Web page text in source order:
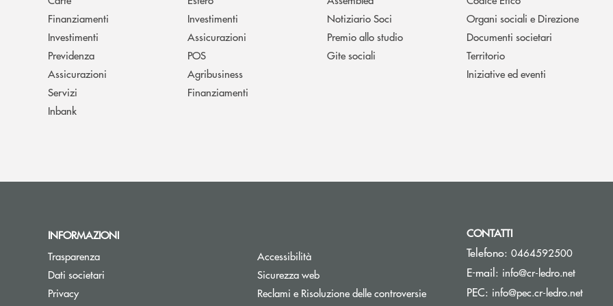
Finanziamenti
Investimenti
Previdenza
Assicurazioni
Servizi
Inbank
Investimenti
Assicurazioni
POS
Agribusiness
Finanziamenti
Notiziario Soci
Premio allo studio
Gite sociali
Organi sociali e Direzione
Documenti societari
Territorio
Iniziative ed eventi
INFORMAZIONI
Trasparenza
Dati societari
Privacy
Accessibilità
Sicurezza web
Reclami e Risoluzione delle controversie
CONTATTI
Telefono: 0464592500
E-mail: info@cr-ledro.net(si apre
PEC: info@pec.cr-ledro.net(si